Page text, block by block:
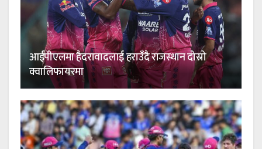
आईपीएलमा हैदरावादलाई हराउँदै राजस्थान दोस्रो
क्वालिफायरमा